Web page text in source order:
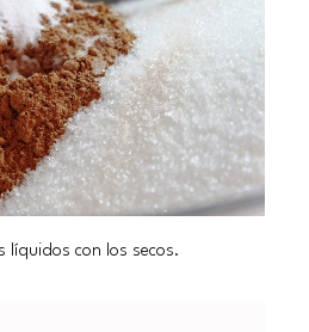
líquidos con los secos.